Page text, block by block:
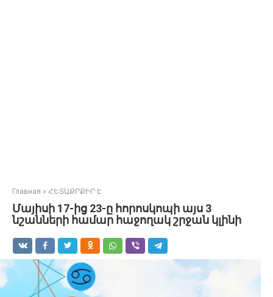
Главная » ՀԵՏԱՔՐՔԻՐ Է
Մայիսի 17-ից 23-ը հորոսկոպի այս 3
նշանների համար հաջողակ շրջան կլինի